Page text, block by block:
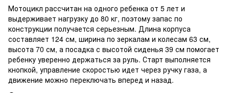
Мотоцикл рассчитан на одного ребенка от 5 лет и
выдерживает нагрузку до 80 кг, поэтому запас по
конструкции получается серьезным. Длина корпуса
составляет 124 см, ширина по зеркалам и колесам 63 см,
высота 70 см, а посадка с высотой сиденья 39 см помогает
ребенку уверенно держаться за руль. Старт выполняется
кнопкой, управление скоростью идет через ручку газа, а
движение можно переключать вперед и назад.